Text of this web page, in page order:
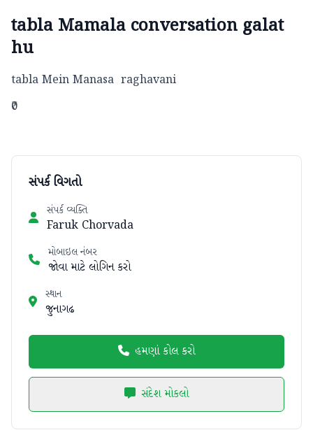
tabla Mamala conversation galat
hu
tabla Mein Manasa  raghavani
₹0
સંપર્ક વિગતો
સંપર્ક વ્યક્તિ
Faruk Chorvada
મોબાઇલ નંબર
જોવા માટે લોગિન કરો
સ્થાન
જુનાગઢ
હમણાં કોલ કરો
સંદેશ મોકલો